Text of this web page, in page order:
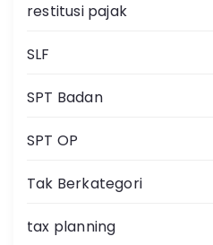
restitusi pajak
SLF
SPT Badan
SPT OP
Tak Berkategori
tax planning